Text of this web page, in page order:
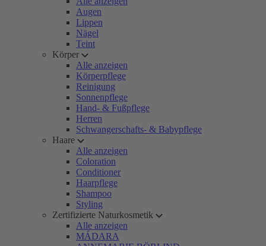
Augen
Lippen
Nägel
Teint
Körper
Alle anzeigen
Körperpflege
Reinigung
Sonnenpflege
Hand- & Fußpflege
Herren
Schwangerschafts- & Babypflege
Haare
Alle anzeigen
Coloration
Conditioner
Haarpflege
Shampoo
Styling
Zertifizierte Naturkosmetik
Alle anzeigen
MÁDARA